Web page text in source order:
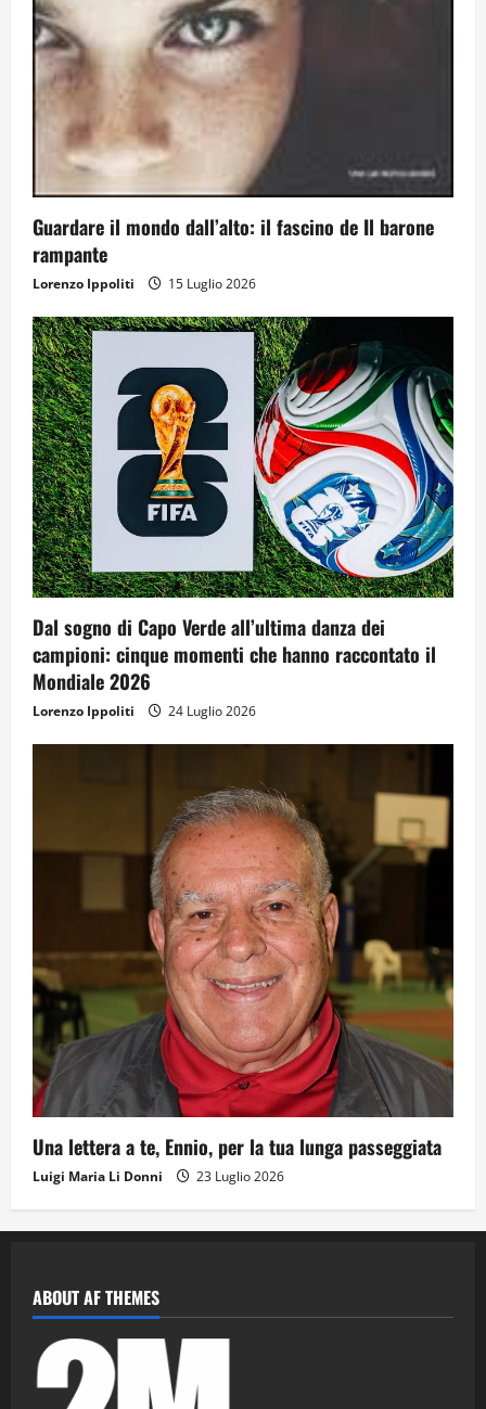
Guardare il mondo dall’alto: il fascino de Il barone
rampante
Lorenzo Ippoliti 15 Luglio 2026
Dal sogno di Capo Verde all’ultima danza dei
campioni: cinque momenti che hanno raccontato il
Mondiale 2026
Lorenzo Ippoliti 24 Luglio 2026
Una lettera a te, Ennio, per la tua lunga passeggiata
Luigi Maria Li Donni 23 Luglio 2026
ABOUT AF THEMES